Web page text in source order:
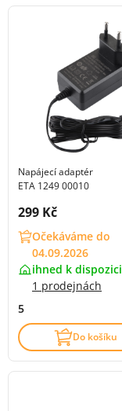
Napájecí adaptér
ETA 1249 00010
Cena s DPH:
299 Kč
Očekáváme do
04.09.2026
ihned k dispozici
1 prodejnách
5
Do košíku